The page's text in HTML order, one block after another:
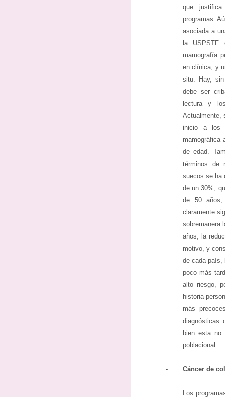
que
programas.
asociada a
la USPSTF
mamografía
en clínica, y
situ. Hay,
debe ser
lectura y
Actualmente,
inicio a los
mamográfica
de edad.
términos de
suecos se ha
de un 30%,
de 50
claramente
sobremanera
años, la
motivo, y
de cada país,
poco más
alto riesgo,
historia
más
diagnósticas
bien esta no
poblacional.
- Cáncer de
Los